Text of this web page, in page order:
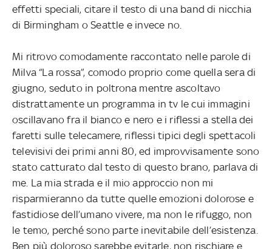
effetti speciali, citare il testo di una band di nicchia
di Birmingham o Seattle e invece no.
Mi ritrovo comodamente raccontato nelle parole di
Milva “La rossa”, comodo proprio come quella sera di
giugno, seduto in poltrona mentre ascoltavo
distrattamente un programma in tv le cui immagini
oscillavano fra il bianco e nero e i riflessi a stella dei
faretti sulle telecamere, riflessi tipici degli spettacoli
televisivi dei primi anni 80, ed improvvisamente sono
stato catturato dal testo di questo brano, parlava di
me. La mia strada e il mio approccio non mi
risparmieranno da tutte quelle emozioni dolorose e
fastidiose dell’umano vivere, ma non le rifuggo, non
le temo, perché sono parte inevitabile dell’esistenza.
Ben più doloroso sarebbe evitarle, non rischiare e